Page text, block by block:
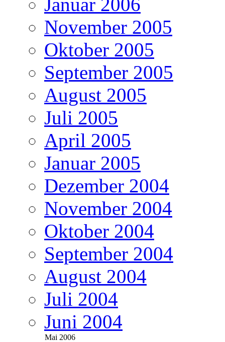
November 2005
Oktober 2005
September 2005
August 2005
Juli 2005
April 2005
Januar 2005
Dezember 2004
November 2004
Oktober 2004
September 2004
August 2004
Juli 2004
Juni 2004
Mai 2006